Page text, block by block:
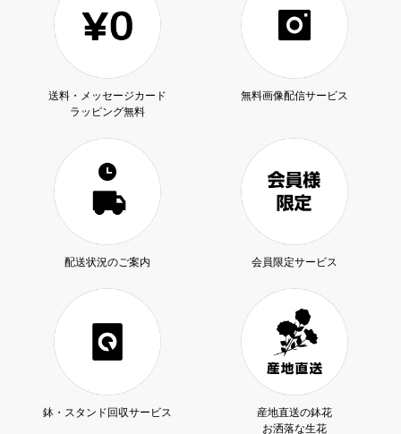
送料・メッセージカード
ラッピング無料
無料画像配信サービス
配送状況のご案内 会員限定サービス
鉢・スタンド回収サービス
産地直送の鉢花
お洒落な生花